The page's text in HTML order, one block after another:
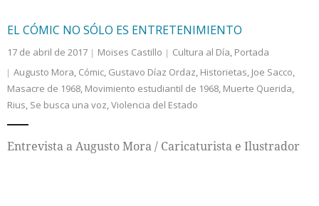
EL CÓMIC NO SÓLO ES ENTRETENIMIENTO
17 de abril de 2017 Moises Castillo Cultura al Día, Portada
Augusto Mora, Cómic, Gustavo Díaz Ordaz, Historietas, Joe Sacco,
Masacre de 1968, Movimiento estudiantil de 1968, Muerte Querida,
Rius, Se busca una voz,Violencia del Estado
Entrevista a Augusto Mora / Caricaturista e Ilustrador